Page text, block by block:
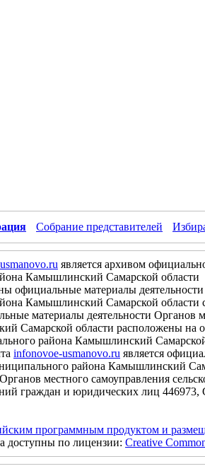
Собрание представителей
является архивом
Камышлинский Самарской области
официальные материалы
Камышлинский Самарской области
материалы деятельности Органов
Самарской области расположены на
района Камышлинский
infonovoe-usmanovo.ru является
района Камышлинский
местного самоуправления
граждан и юридических лиц
программным продуктом и
доступны по лицензии: Creative